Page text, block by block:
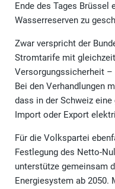
Ende des Tages Brüssel
Wasserreserven zu
Zwar verspricht der
Stromtarife mit
Versorgungssicherheit –
Bei den Verhandlungen
dass in der Schweiz
Import oder Export
Für die Volkspartei
Festlegung des Netto-
unterstütze gemeinsam
Energiesystem ab